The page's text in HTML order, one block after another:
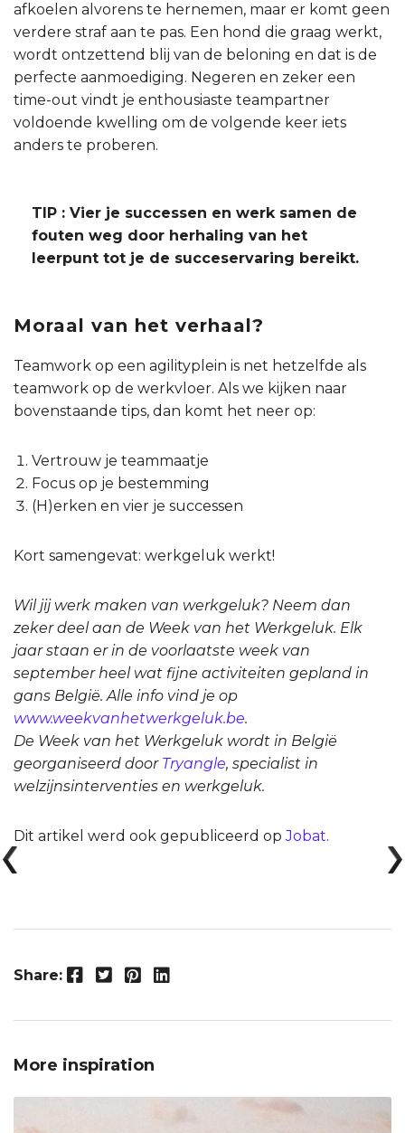
afkoelen alvorens te hernemen, maar er komt geen
verdere straf aan te pas. Een hond die graag werkt,
wordt ontzettend blij van de beloning en dat is de
perfecte aanmoediging. Negeren en zeker een
time-out vindt je enthousiaste teampartner
voldoende kwelling om de volgende keer iets
anders te proberen.
TIP : Vier je successen en werk samen de
fouten weg door herhaling van het
leerpunt tot je de succeservaring bereikt.
Moraal van het verhaal?
Teamwork op een agilityplein is net hetzelfde als
teamwork op de werkvloer. Als we kijken naar
bovenstaande tips, dan komt het neer op:
Vertrouw je teammaatje
Focus op je bestemming
(H)erken en vier je successen
Kort samengevat: werkgeluk werkt!
Wil jij werk maken van werkgeluk? Neem dan
zeker deel aan de Week van het Werkgeluk. Elk
jaar staan er in de voorlaatste week van
september heel wat fijne activiteiten gepland in
gans België. Alle info vind je op
www.weekvanhetwerkgeluk.be.
De Week van het Werkgeluk wordt in België
georganiseerd door Tryangle, specialist in
welzijnsinterventies en werkgeluk.
Dit artikel werd ook gepubliceerd opJobat.
Share: Facebook Twitter Pinterest LinkedIn
More inspiration